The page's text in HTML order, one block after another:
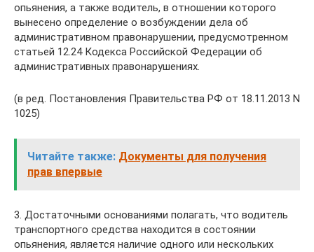
опьянения, а также водитель, в отношении которого
вынесено определение о возбуждении дела об
административном правонарушении, предусмотренном
статьей 12.24 Кодекса Российской Федерации об
административных правонарушениях.
(в ред. Постановления Правительства РФ от 18.11.2013 N
1025)
Читайте также: Документы для получения
прав впервые
3. Достаточными основаниями полагать, что водитель
транспортного средства находится в состоянии
опьянения, является наличие одного или нескольких